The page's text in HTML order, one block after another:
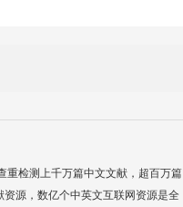
重检测上千万篇中文文献，超百万篇
源，数亿个中英文互联网资源是全